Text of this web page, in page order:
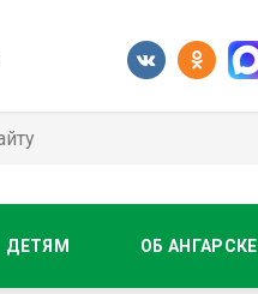
ДЕТЯМ ОБ АНГАРСКЕ